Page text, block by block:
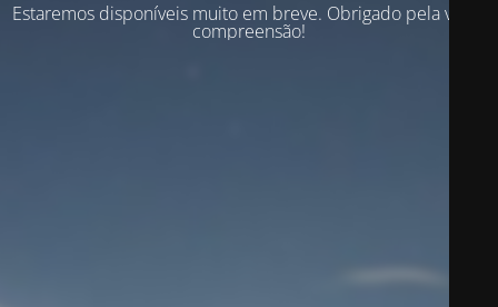
Estaremos disponíveis muito em breve. Obrigado pela vossa
compreensão!